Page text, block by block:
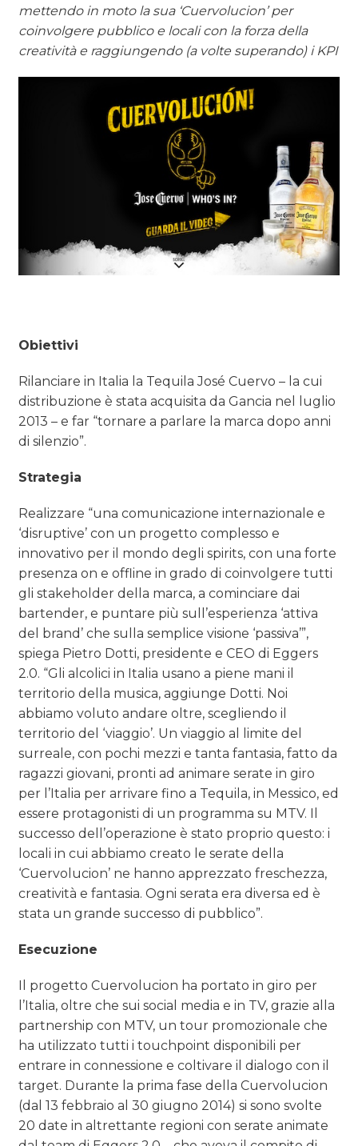
mettendo in moto la sua ‘Cuervolucion’ per
coinvolgere pubblico e locali con la forza della
creatività e raggiungendo (a volte superando) i KPI
Obiettivi
Rilanciare in Italia la Tequila José Cuervo – la cui
distribuzione è stata acquisita da Gancia nel luglio
2013 – e far “tornare a parlare la marca dopo anni
di silenzio”.
Strategia
Realizzare “una comunicazione internazionale e
‘disruptive’ con un progetto complesso e
innovativo per il mondo degli spirits, con una forte
presenza on e offline in grado di coinvolgere tutti
gli stakeholder della marca, a cominciare dai
bartender, e puntare più sull’esperienza ‘attiva
del brand’ che sulla semplice visione ‘passiva’”,
spiega Pietro Dotti, presidente e CEO di Eggers
2.0. “Gli alcolici in Italia usano a piene mani il
territorio della musica, aggiunge Dotti. Noi
abbiamo voluto andare oltre, scegliendo il
territorio del ‘viaggio’. Un viaggio al limite del
surreale, con pochi mezzi e tanta fantasia, fatto da
ragazzi giovani, pronti ad animare serate in giro
per l’Italia per arrivare fino a Tequila, in Messico, ed
essere protagonisti di un programma su MTV. Il
successo dell’operazione è stato proprio questo: i
locali in cui abbiamo creato le serate della
‘Cuervolucion’ ne hanno apprezzato freschezza,
creatività e fantasia. Ogni serata era diversa ed è
stata un grande successo di pubblico”.
Esecuzione
Il progetto Cuervolucion ha portato in giro per
l’Italia, oltre che sui social media e in TV, grazie alla
partnership con MTV, un tour promozionale che
ha utilizzato tutti i touchpoint disponibili per
entrare in connessione e coltivare il dialogo con il
target. Durante la prima fase della Cuervolucion
(dal 13 febbraio al 30 giugno 2014) si sono svolte
20 date in altrettante regioni con serate animate